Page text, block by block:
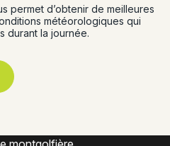
permet d’obtenir de meilleures
météorologiques qui
durant la journée.